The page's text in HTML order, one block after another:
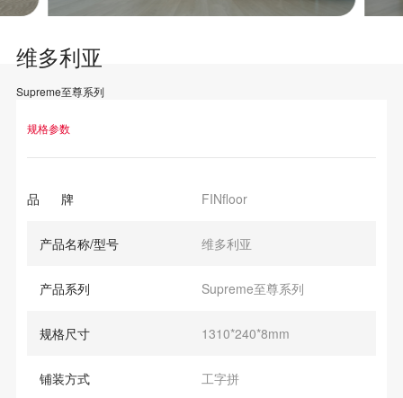
维多利亚
Supreme至尊系列
规格参数
品 牌 FINfloor
产品名称/型号 维多利亚
产品系列 Supreme至尊系列
规格尺寸 1310*240*8mm
铺装方式 工字拼